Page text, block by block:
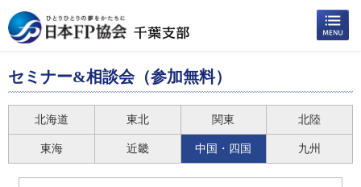
セミナー&相談会（参加無料）
北海道 東北 関東 北陸
東海 近畿 中国・四国 九州